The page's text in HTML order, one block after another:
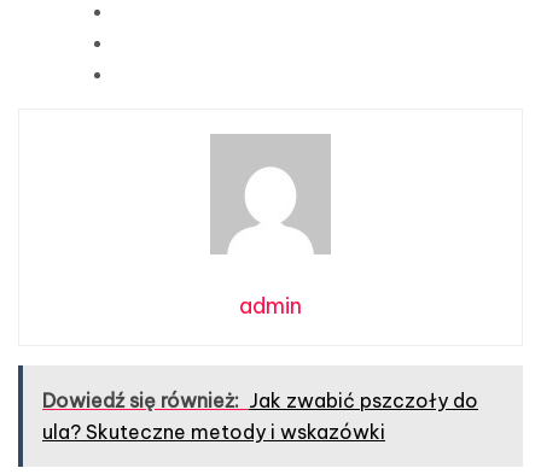
admin
Dowiedź się również: Jak zwabić pszczoły do
ula? Skuteczne metody i wskazówki